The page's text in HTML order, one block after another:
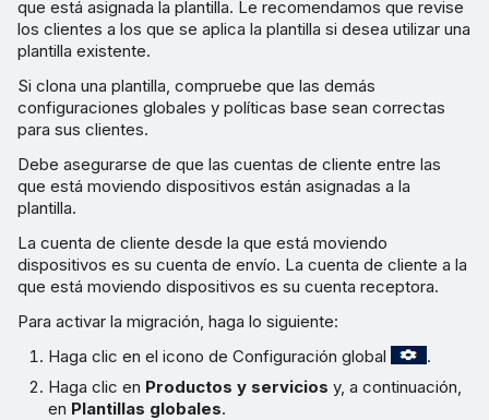
que está asignada la plantilla. Le recomendamos que revise
los clientes a los que se aplica la plantilla si desea utilizar una
plantilla existente.
Si clona una plantilla, compruebe que las demás
configuraciones globales y políticas base sean correctas
para sus clientes.
Debe asegurarse de que las cuentas de cliente entre las
que está moviendo dispositivos están asignadas a la
plantilla.
La cuenta de cliente desde la que está moviendo
dispositivos es su cuenta de envío. La cuenta de cliente a la
que está moviendo dispositivos es su cuenta receptora.
Para activar la migración, haga lo siguiente:
Haga clic en el icono de Configuración global
.
Haga clic en Productos y servicios y, a continuación,
en Plantillas globales.